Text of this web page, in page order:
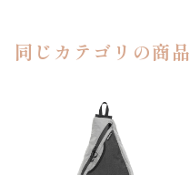
同じカテゴリの商品